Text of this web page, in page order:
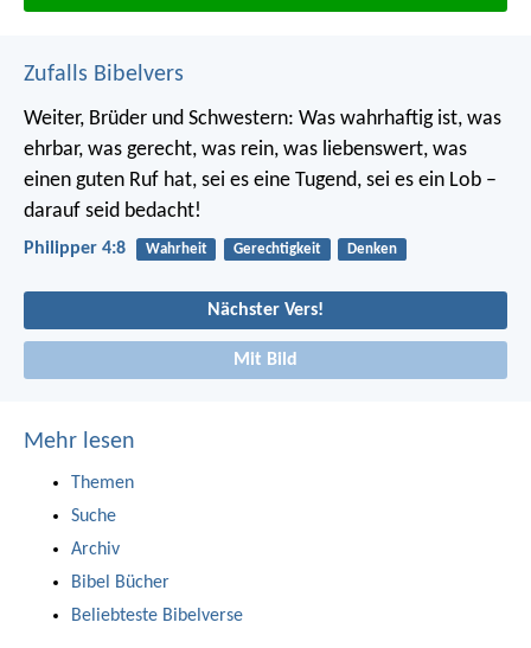
Zufalls Bibelvers
Weiter, Brüder und Schwestern: Was wahrhaftig ist, was
ehrbar, was gerecht, was rein, was liebenswert, was
einen guten Ruf hat, sei es eine Tugend, sei es ein Lob –
darauf seid bedacht!
Philipper 4:8 Wahrheit Gerechtigkeit Denken
Nächster Vers!
Mit Bild
Mehr lesen
Themen
Suche
Archiv
Bibel Bücher
Beliebteste Bibelverse